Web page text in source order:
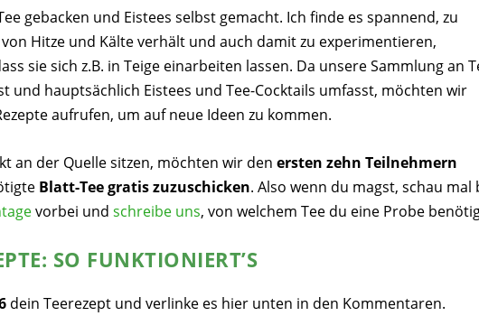
gebacken und Eistees selbst gemacht. Ich finde es spannend, zu
Hitze und Kälte verhält und auch damit zu experimentieren,
sie sich z.B. in Teige einarbeiten lassen. Da unsere Sammlung an
und hauptsächlich Eistees und Tee-Cocktails umfasst, möchten wir
aufrufen, um auf neue Ideen zu kommen.
an der Quelle sitzen, möchten wir den ersten zehn Teilnehmern
Blatt-Tee gratis zuzuschicken. Also wenn du magst, schau mal
vorbei und schreibe uns, von welchem Tee du eine Probe
SO FUNKTIONIERT’S
dein Teerezept und verlinke es hier unten in den Kommentaren.